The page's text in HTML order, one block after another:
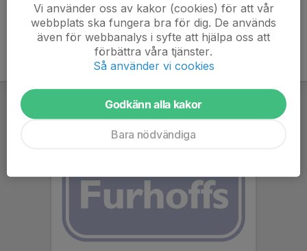
Vi använder oss av kakor (cookies) för att vår
webbplats ska fungera bra för dig. De används
även för webbanalys i syfte att hjälpa oss att
förbättra våra tjänster.
Så använder vi cookies
Godkänn alla kakor
Bara nödvändiga